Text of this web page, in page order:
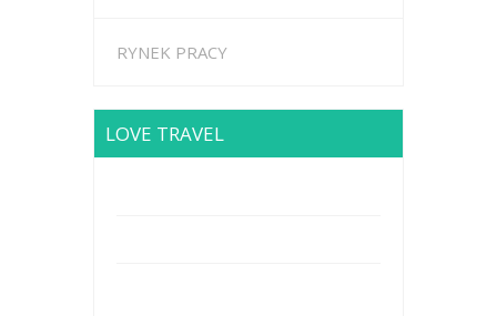
RYNEK PRACY
LOVE TRAVEL